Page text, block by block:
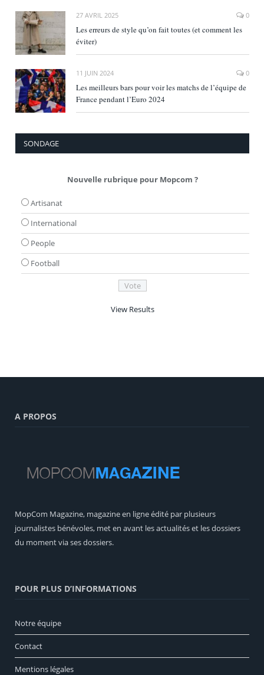
27 AVRIL 2025 0
Les erreurs de style qu’on fait toutes (et comment les
éviter)
11 JUIN 2024 0
Les meilleurs bars pour voir les matchs de l’équipe de
France pendant l’Euro 2024
SONDAGE
Nouvelle rubrique pour Mopcom ?
Artisanat
International
People
Football
View Results
A PROPOS
MopCom Magazine, magazine en ligne édité par plusieurs
journalistes bénévoles, met en avant les actualités et les dossiers
du moment via ses dossiers.
POUR PLUS D’INFORMATIONS
Notre équipe
Contact
Mentions légales